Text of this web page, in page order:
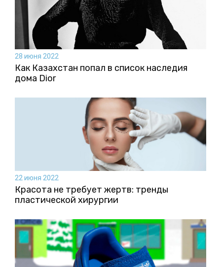
28 июня 2022
Как Казахстан попал в список наследия
дома Dior
22 июня 2022
Красота не требует жертв: тренды
пластической хирургии